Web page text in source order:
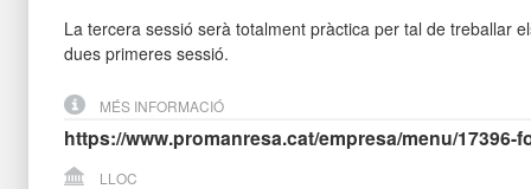
La tercera sessió serà totalment pràctica per tal de treballar
dues primeres sessió.
MÉS INFORMACIÓ
https://www.promanresa.cat/empresa/menu/17396-
LLOC